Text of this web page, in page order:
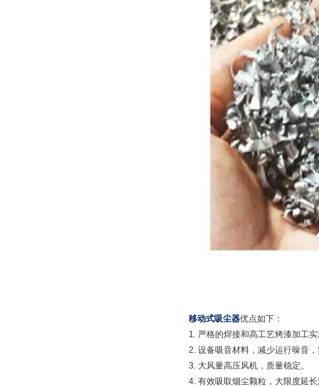
移动式吸尘器优点如下：
1. 严格的焊接和高工艺烤漆加工
2. 设备吸音材料，减少运行噪音
3. 大风量高压风机，质量稳定。
4. 有效吸取烟尘颗粒，大限度延